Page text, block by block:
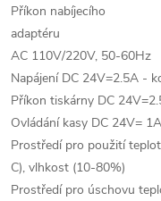
Příkon nabíjecího
adaptéru
AC 110V/220V, 50-60Hz
Napájení DC 24V=2.5A -
Příkon tiskárny DC
Ovládání kasy DC 24V= 1A
Prostředí pro použití
C), vlhkost (10-80%)
Prostředí pro úschovu